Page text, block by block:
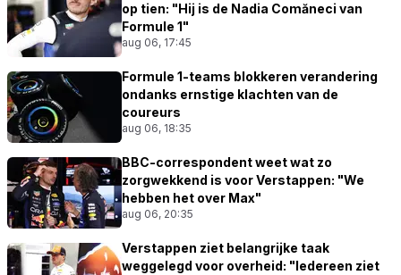
op tien: "Hij is de Nadia Comăneci van
Formule 1"
aug 06, 17:45
Formule 1-teams blokkeren verandering
ondanks ernstige klachten van de
coureurs
aug 06, 18:35
BBC-correspondent weet wat zo
zorgwekkend is voor Verstappen: "We
hebben het over Max"
aug 06, 20:35
Verstappen ziet belangrijke taak
weggelegd voor overheid: "Iedereen ziet